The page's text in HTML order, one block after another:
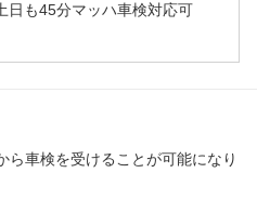
も45分マッハ車検対応可
ら車検を受けることが可能になり